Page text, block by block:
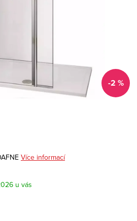
-2 %
Více informací